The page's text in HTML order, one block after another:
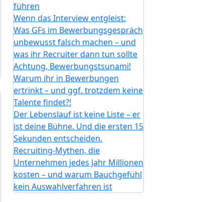
führen
Wenn das Interview entgleist:
Was GFs im Bewerbungsgespräch
unbewusst falsch machen – und
was ihr Recruiter dann tun sollte
Achtung, Bewerbungstsunami!
Warum ihr in Bewerbungen
ertrinkt – und ggf. trotzdem keine
Talente findet?!
Der Lebenslauf ist keine Liste – er
ist deine Bühne. Und die ersten 15
Sekunden entscheiden.
Recruiting-Mythen, die
Unternehmen jedes Jahr Millionen
kosten – und warum Bauchgefühl
kein Auswahlverfahren ist